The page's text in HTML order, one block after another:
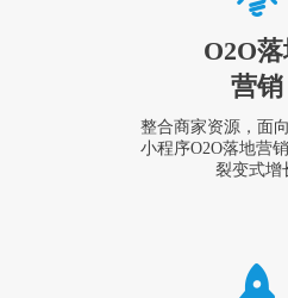
O2O
营销
整合商家资源，面
小程序O2O落地营
裂变式增